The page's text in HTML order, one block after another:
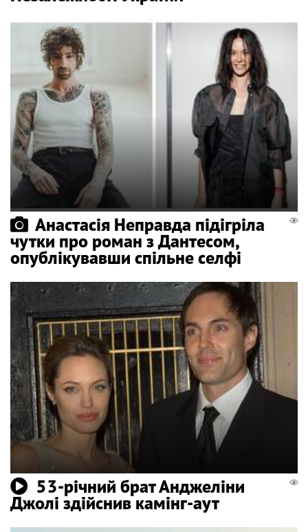
Анастасія Неправда підігріла
чутки про роман з Дантесом,
опублікувавши спільне селфі
53-річний брат Анджеліни
Джолі здійснив камінг-аут